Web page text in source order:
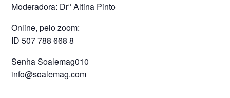
Moderadora: Drª Altina Pinto
Online, pelo zoom:
ID 507 788 668 8
Senha Soalemag010
info@soalemag.com